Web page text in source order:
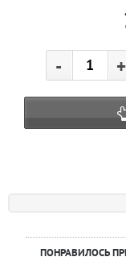
- +
ПОНРАВИЛОСЬ